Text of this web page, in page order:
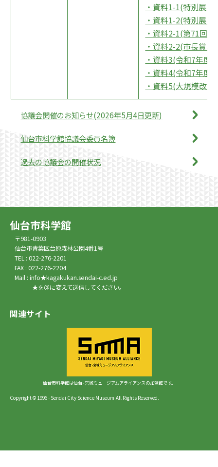
・資料1-1(特別展
・資料1-2(特別展
・資料2-1(第71回
・資料2-2(市長賞5
・資料3(令和7年度
・資料4(令和7年度
・資料5(大規模改
協議会開催のお知らせ(2026年5月4日更新)
仙台市科学館協議会委員名簿
過去の協議会の開催状況
仙台市科学館
〒981-0903
仙台市青葉区台原森林公園4番1号
TEL : 022-276-2201
FAX : 022-276-2204
Mail : info★kagakukan.sendai-c.ed.jp
★を＠に変えて送信してください。
関連サイト
仙台市科学館は仙台･宮城ミュージアムアライアンスの加盟館です。
Copyright © 1996 - Sendai City Science Museum.All Rights Reserved.